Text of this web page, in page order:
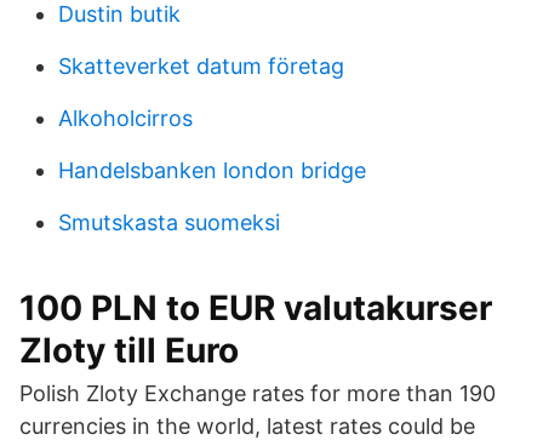
Dustin butik
Skatteverket datum företag
Alkoholcirros
Handelsbanken london bridge
Smutskasta suomeksi
100 PLN to EUR valutakurser
Zloty till Euro
Polish Zloty Exchange rates for more than 190
currencies in the world, latest rates could be